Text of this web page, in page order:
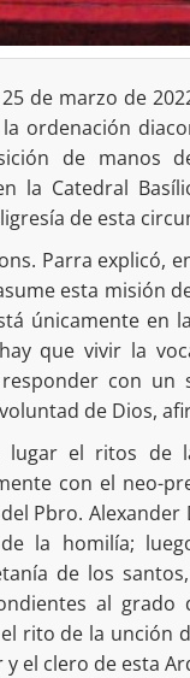
de marzo de
ordenación
de manos
la Catedral
de esta
Parra explicó,
esta misión
únicamente en
que vivir la
con
de Dios,
lugar el ritos de
con el neo-
Pbro.
la homilía;
de los
al
rito de la unción
el clero de esta